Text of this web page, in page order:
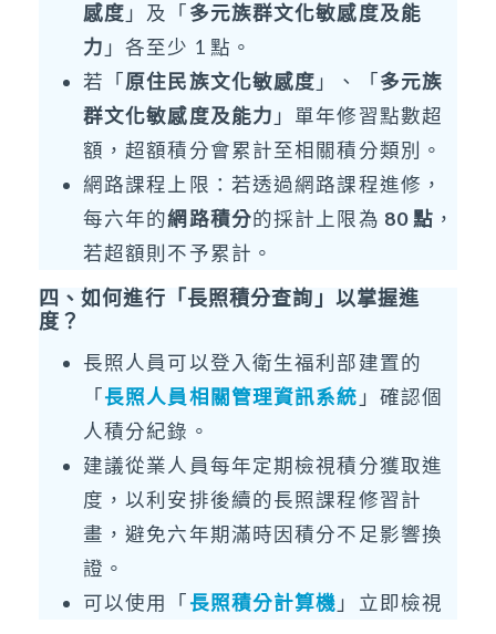
感度 」及「多元族群文化敏感度及能
力 」各至少 1 點。
若
「原住民族文化敏感度 」、「多元族
群文化敏感度及能力 」 單年修習點數超
額，超額積分會累計至相關積分類別。
網路課程上限：若透過網路課程進修，
每六年的網路積分的採計上限為 80 點 ，
若超額則不予累計。
四、如何進行「長照積分查詢」以掌握進
度？
長照人員可以登入衛生福利部建置的
「長照人員相關管理資訊系統 」確認個
人積分紀錄。
建議從業人員每年定期檢視積分獲取進
度，以利安排後續的長照課程修習計
畫，避免六年期滿時因積分不足影響換
證。
可以使用「長照積分計算機 」立即檢視